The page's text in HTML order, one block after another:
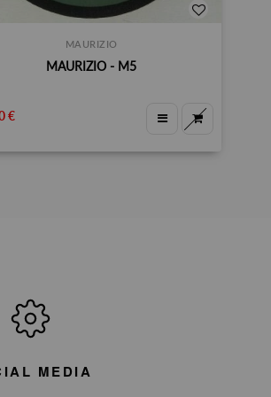
MAURIZIO
MAURIZIO - M5
€
MEDIA